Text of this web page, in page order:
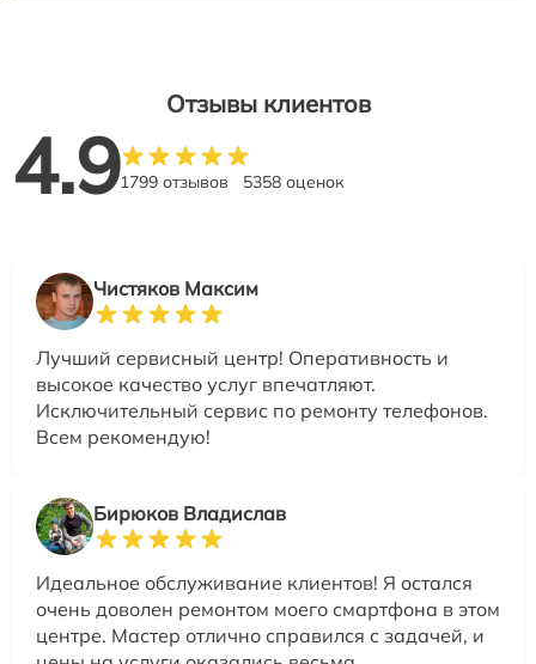
Отзывы клиентов
4.91799 отзывов 5358 оценок
Чистяков Максим
Лучший сервисный центр! Оперативность и
высокое качество услуг впечатляют.
Исключительный сервис по ремонту телефонов.
Всем рекомендую!
Бирюков Владислав
Идеальное обслуживание клиентов! Я остался
очень доволен ремонтом моего смартфона в этом
центре. Мастер отлично справился с задачей, и